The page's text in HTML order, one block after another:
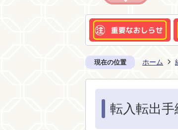
現在の位置 ホーム
転入転出